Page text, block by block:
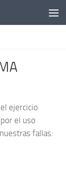
ejercicio
el uso
fallas: